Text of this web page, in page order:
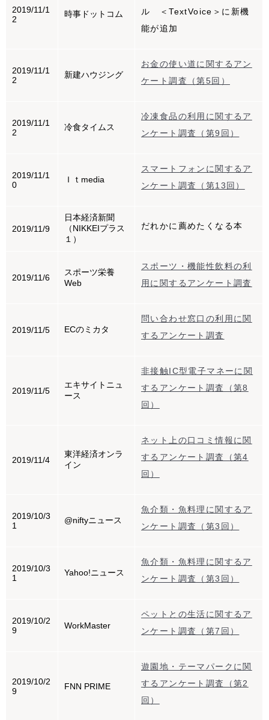
2019/11/1
2
時事ドットコム
ル ＜TextVoice＞に新機
能が追加
2019/11/1
2
新建ハウジング
お金の使い道に関するアン
ケート調査（第5回）
2019/11/1
2
冷食タイムス
冷凍食品の利用に関するア
ンケート調査（第9回）
2019/11/1
0
Ｉｔmedia
スマートフォンに関するア
ンケート調査（第13回）
2019/11/9
日本経済新聞
（NIKKEIプラス
１）
だれかに薦めたくなる本
2019/11/6
スポーツ栄養
Web
スポーツ・機能性飲料の利
用に関するアンケート調査
2019/11/5 ECのミカタ
問い合わせ窓口の利用に関
するアンケート調査
2019/11/5
エキサイトニュ
ース
非接触IC型電子マネーに関
するアンケート調査（第8
回）
2019/11/4
東洋経済オンラ
イン
ネット上の口コミ情報に関
するアンケート調査（第4
回）
2019/10/3
1
@niftyニュース
魚介類・魚料理に関するア
ンケート調査（第3回）
2019/10/3
1
Yahoo!ニュース
魚介類・魚料理に関するア
ンケート調査（第3回）
2019/10/2
9
WorkMaster
ペットとの生活に関するア
ンケート調査（第7回）
2019/10/2
9
FNN PRIME
遊園地・テーマパークに関
するアンケート調査（第2
回）